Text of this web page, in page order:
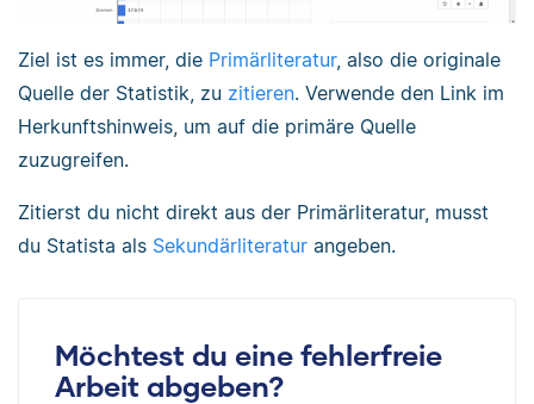
Ziel ist es immer, die Primärliteratur, also die originale
Quelle der Statistik, zu zitieren. Verwende den Link im
Herkunftshinweis, um auf die primäre Quelle
zuzugreifen.
Zitierst du nicht direkt aus der Primärliteratur, musst
du Statista als Sekundärliteratur angeben.
Möchtest du eine fehlerfreie
Arbeit abgeben?